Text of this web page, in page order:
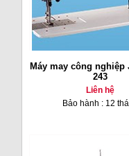
Máy may công nghiệp
243
Liên hệ
Bảo hành : 12